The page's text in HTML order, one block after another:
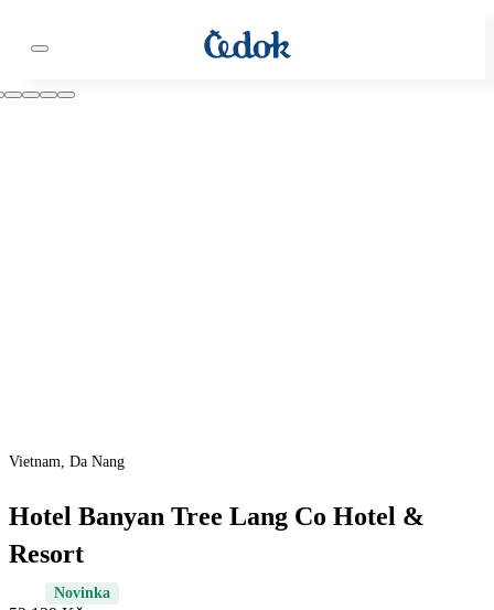
Vietnam, Da Nang
Hotel Banyan Tree Lang Co Hotel &
Resort
Novinka